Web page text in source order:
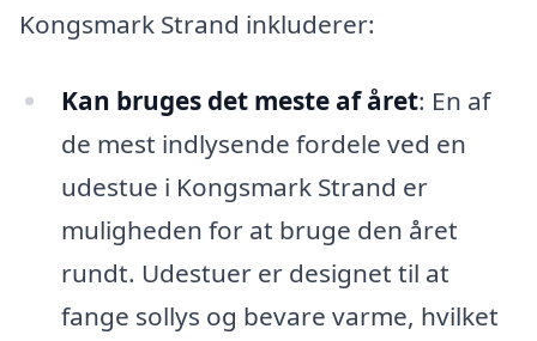
Kongsmark Strand inkluderer:
Kan bruges det meste af året: En af
de mest indlysende fordele ved en
udestue i Kongsmark Strand er
muligheden for at bruge den året
rundt. Udestuer er designet til at
fange sollys og bevare varme, hvilket